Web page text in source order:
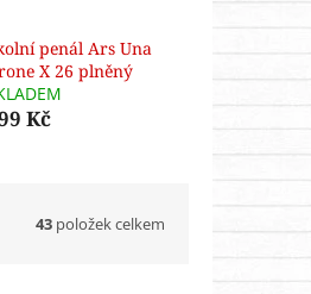
penál Ars Una
X 26 plněný
Kč
43 položek celkem